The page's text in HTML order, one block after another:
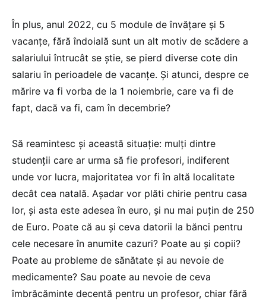
În plus, anul 2022, cu 5 module de învățare și 5
vacanțe, fără îndoială sunt un alt motiv de scădere a
salariului întrucât se știe, se pierd diverse cote din
salariu în perioadele de vacanțe. Și atunci, despre ce
mărire va fi vorba de la 1 noiembrie, care va fi de
fapt, dacă va fi, cam în decembrie?
Să reamintesc și această situație: mulți dintre
studenții care ar urma să fie profesori, indiferent
unde vor lucra, majoritatea vor fi în altă localitate
decât cea natală. Așadar vor plăti chirie pentru casa
lor, și asta este adesea în euro, și nu mai puțin de 250
de Euro. Poate că au și ceva datorii la bănci pentru
cele necesare în anumite cazuri? Poate au și copii?
Poate au probleme de sănătate și au nevoie de
medicamente? Sau poate au nevoie de ceva
îmbrăcăminte decentă pentru un profesor, chiar fără